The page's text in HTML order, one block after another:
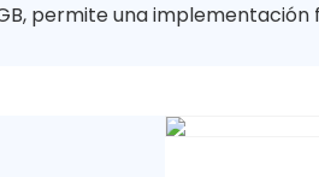
permite una